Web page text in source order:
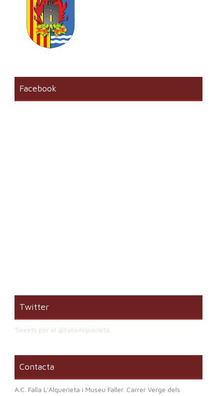
Facebook
Twitter
Tweets por el @FallaAlquerieta.
Contacta
A.C. Falla L'Alquerieta i Museu Faller. Carrer Verge dels